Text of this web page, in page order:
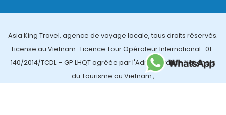
Asia King Travel, agence de voyage locale, tous droits réservés.
License au Vietnam : Licence Tour Opérateur International : 01-
140/2014/TCDL – GP LHQT agréée par l'Administration Nationale
du Tourisme au Vietnam ;